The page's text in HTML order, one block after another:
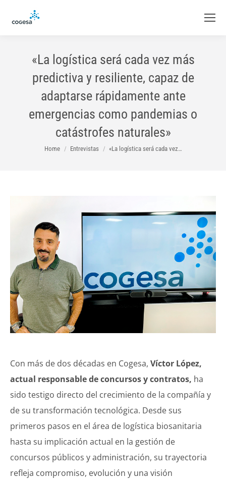
«La logística será cada vez más
predictiva y resiliente, capaz de
adaptarse rápidamente ante
emergencias como pandemias o
catástrofes naturales»
You are here:
Home Entrevistas «La logística será cada vez…
Con más de dos décadas en Cogesa, Víctor López,
actual responsable de concursos y contratos, ha
sido testigo directo del crecimiento de la compañía y
de su transformación tecnológica. Desde sus
primeros pasos en el área de logística biosanitaria
hasta su implicación actual en la gestión de
concursos públicos y administración, su trayectoria
refleja compromiso, evolución y una visión